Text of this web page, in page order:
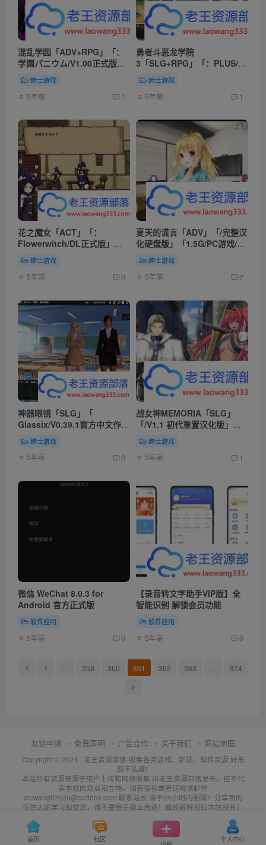
混乱学园「ADV+RPG」「：
学園パニウム/V1.00正式版」
「610M/PC游戏/佳作」
绅士游戏
5年前 1
勇者斗恶龙学院
3「SLG+RPG」「：PLUS/升
级整合版」「3.45G/PC+安卓
游戏/大作」
绅士游戏
5年前 1
花之魔女「ACT」「：
Flowerwitch/DL正式版」
「160M/PC游戏/未汉化」
绅士游戏
5年前 0
夏天的谎言「ADV」「/完整汉
化硬盘版」「1.5G/PC游戏/动
态CG/大型」
绅士游戏
5年前 2
神器眼镜「SLG」「
Glassix/V0.39.1官方中文作弊
版」「4.2G/PC游戏/汉化」
绅士游戏
5年前 0
战女神MEMORIA「SLG」
「/V1.1 初代重置汉化版」
「6.55G/PC游戏/冒险」
绅士游戏
5年前 1
微信 WeChat 8.0.3 for
Android 官方正式版
软件应用
5年前 0
【录音转文字助手VIP版】全
智能识别 解锁会员功能
软件应用
5年前 0
1 359 360 361 362 363 374
友链申请 免责声明 广告合作 关于我们 网站地图
Copyright © 2021 · 老王资源部落-收集各类游戏、影视、软件资源,好东
西不私藏!
本站所有资源来源于用户上传和网络收集,由老王资源部落发布，但不代
表本站的观点和立场。如有侵权或者违规请邮件
xiuwangli2020@outlook.com 联系站长 将于24小时内删除！分享目的
仅供大家学习和交流，请不要用于商业用途！最终解释权归本站所有！
首页 社区 个人中心